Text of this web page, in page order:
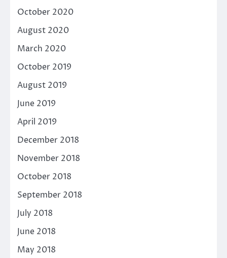
October 2020
August 2020
March 2020
October 2019
August 2019
June 2019
April 2019
December 2018
November 2018
October 2018
September 2018
July 2018
June 2018
May 2018